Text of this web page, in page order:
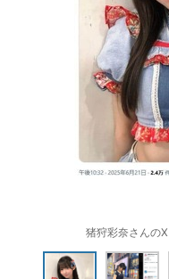
猪狩彩奈さんの